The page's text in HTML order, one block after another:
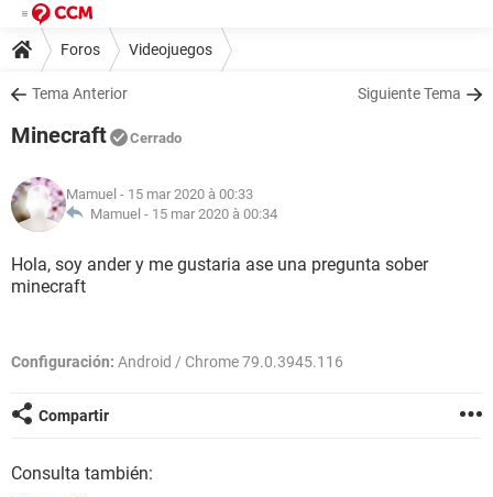
Foros Videojuegos
Tema Anterior Siguiente Tema
Minecraft Cerrado
Mamuel - 15 mar 2020 à 00:33
Mamuel - 15 mar 2020 à 00:34
Hola, soy ander y me gustaria ase una pregunta sober
minecraft
Configuración: Android / Chrome 79.0.3945.116
Compartir
Consulta también: